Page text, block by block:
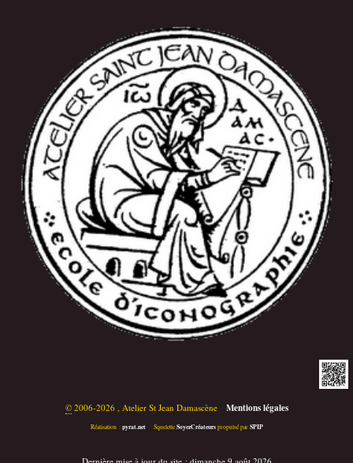
©2006-2026 , Atelier St Jean Damascène • Mentions légales
Réalisation : pyrat.net • Squelette SoyezCréateurspropulsé par SPIP